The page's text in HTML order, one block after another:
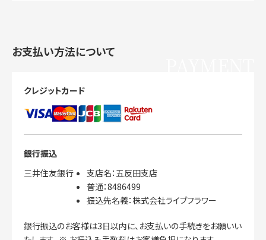
お支払い方法について
クレジットカード
銀行振込
三井住友銀行
支店名：五反田支店
普通：8486499
振込先名義：株式会社ライブフラワー
銀行振込のお客様は3日以内に、お支払いの手続きをお願いい